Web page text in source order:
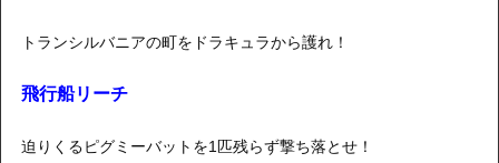
トランシルバニアの町をドラキュラから護れ！
飛行船リーチ
迫りくるピグミーバットを1匹残らず撃ち落とせ！